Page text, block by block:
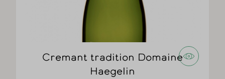
Cremant tradition Domaine
Haegelin